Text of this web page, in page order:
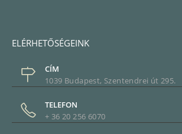
ELÉRHETŐSÉGEINK
CÍM
1039 Budapest, Szentendrei út 295.
TELEFON
+ 36 20 256 6070